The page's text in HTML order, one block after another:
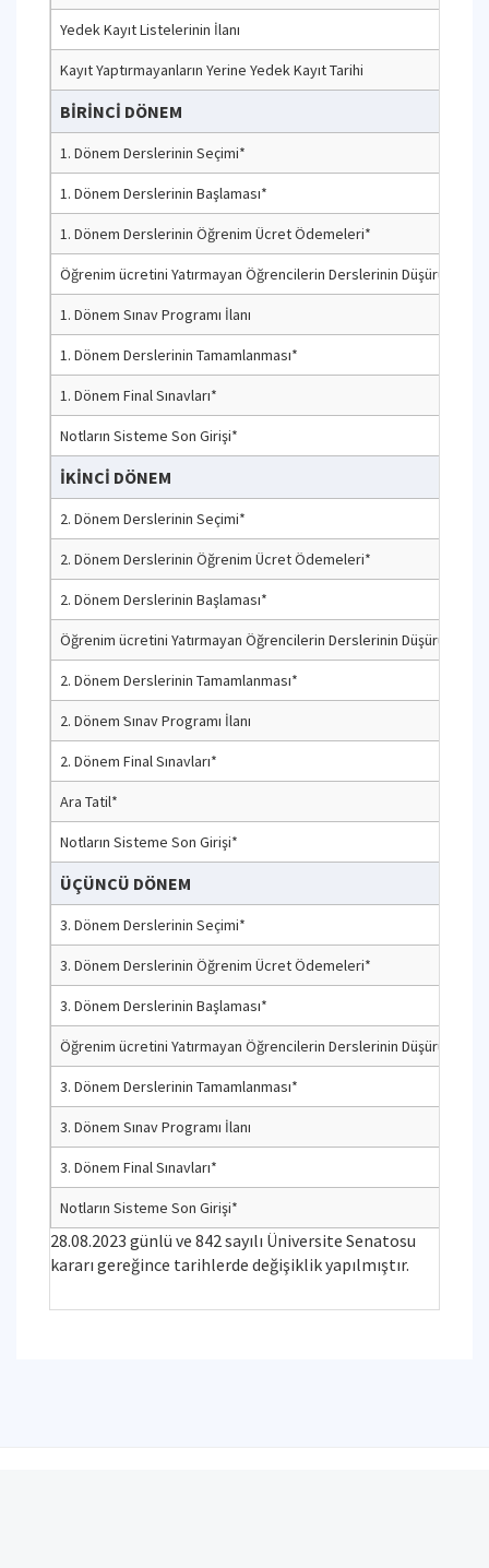
Yedek Kayıt Listelerinin İlanı
Kayıt Yaptırmayanların Yerine Yedek Kayıt Tarihi
BİRİNCİ DÖNEM
1. Dönem Derslerinin Seçimi*
1. Dönem Derslerinin Başlaması*
1. Dönem Derslerinin Öğrenim Ücret Ödemeleri*
Öğrenim ücretini Yatırmayan Öğrencilerin Derslerinin Düşürülmesi*
1. Dönem Sınav Programı İlanı
1. Dönem Derslerinin Tamamlanması*
1. Dönem Final Sınavları*
Notların Sisteme Son Girişi*
İKİNCİ DÖNEM
2. Dönem Derslerinin Seçimi*
2. Dönem Derslerinin Öğrenim Ücret Ödemeleri*
2. Dönem Derslerinin Başlaması*
Öğrenim ücretini Yatırmayan Öğrencilerin Derslerinin Düşürülmesi*
2. Dönem Derslerinin Tamamlanması*
2. Dönem Sınav Programı İlanı
2. Dönem Final Sınavları*
Ara Tatil*
Notların Sisteme Son Girişi*
ÜÇÜNCÜ DÖNEM
3. Dönem Derslerinin Seçimi*
3. Dönem Derslerinin Öğrenim Ücret Ödemeleri*
3. Dönem Derslerinin Başlaması*
Öğrenim ücretini Yatırmayan Öğrencilerin Derslerinin Düşürülmesi*
3. Dönem Derslerinin Tamamlanması*
3. Dönem Sınav Programı İlanı
3. Dönem Final Sınavları*
Notların Sisteme Son Girişi*
28.08.2023 günlü ve 842 sayılı Üniversite Senatosu
kararı gereğince tarihlerde değişiklik yapılmıştır.